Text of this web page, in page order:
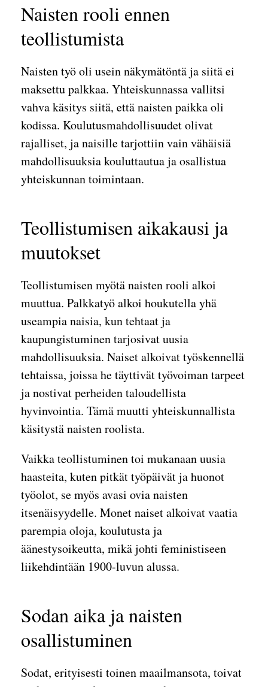
Naisten rooli ennen
teollistumista
Naisten työ oli usein näkymätöntä ja siitä ei
maksettu palkkaa. Yhteiskunnassa vallitsi
vahva käsitys siitä, että naisten paikka oli
kodissa. Koulutusmahdollisuudet olivat
rajalliset, ja naisille tarjottiin vain vähäisiä
mahdollisuuksia kouluttautua ja osallistua
yhteiskunnan toimintaan.
Teollistumisen aikakausi ja
muutokset
Teollistumisen myötä naisten rooli alkoi
muuttua. Palkkatyö alkoi houkutella yhä
useampia naisia, kun tehtaat ja
kaupungistuminen tarjosivat uusia
mahdollisuuksia. Naiset alkoivat työskennellä
tehtaissa, joissa he täyttivät työvoiman tarpeet
ja nostivat perheiden taloudellista
hyvinvointia. Tämä muutti yhteiskunnallista
käsitystä naisten roolista.
Vaikka teollistuminen toi mukanaan uusia
haasteita, kuten pitkät työpäivät ja huonot
työolot, se myös avasi ovia naisten
itsenäisyydelle. Monet naiset alkoivat vaatia
parempia oloja, koulutusta ja
äänestysoikeutta, mikä johti feministiseen
liikehdintään 1900-luvun alussa.
Sodan aika ja naisten
osallistuminen
Sodat, erityisesti toinen maailmansota, toivat